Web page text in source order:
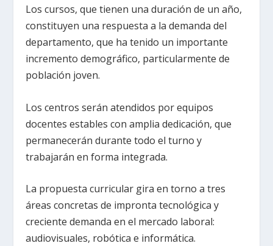
Los cursos, que tienen una duración de un año,
constituyen una respuesta a la demanda del
departamento, que ha tenido un importante
incremento demográfico, particularmente de
población joven.
Los centros serán atendidos por equipos
docentes estables con amplia dedicación, que
permanecerán durante todo el turno y
trabajarán en forma integrada.
La propuesta curricular gira en torno a tres
áreas concretas de impronta tecnológica y
creciente demanda en el mercado laboral:
audiovisuales, robótica e informática.